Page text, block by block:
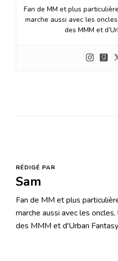
Fan de MM et plus
marche aussi avec les
des MMM et
RÉDIGÉ PAR
Sam
Fan de MM et plus
marche aussi avec les
des MMM et d'Urban